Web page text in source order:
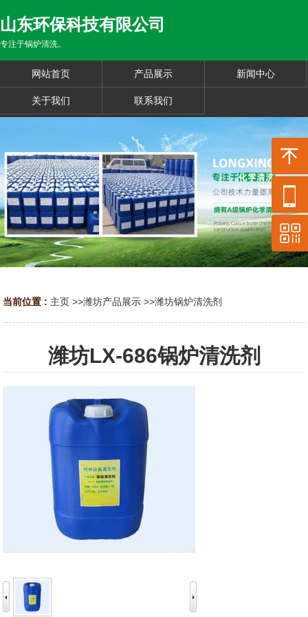
山东环保科技有限公司
专注于锅炉清洗。
网站首页 产品展示 新闻中心
关于我们 联系我们
当前位置 : 主页 >>潍坊产品展示 >>潍坊锅炉清洗剂
潍坊LX-686锅炉清洗剂